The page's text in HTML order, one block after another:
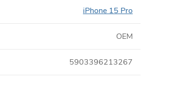
iPhone 15 Pro
OEM
5903396213267